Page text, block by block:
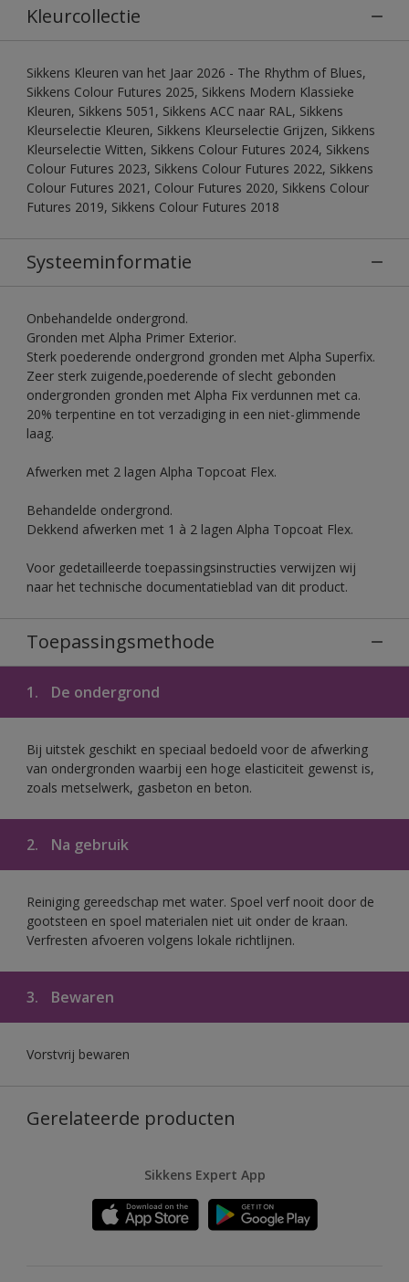
Kleurcollectie
Sikkens Kleuren van het Jaar 2026 - The Rhythm of Blues,
Sikkens Colour Futures 2025, Sikkens Modern Klassieke
Kleuren, Sikkens 5051, Sikkens ACC naar RAL, Sikkens
Kleurselectie Kleuren, Sikkens Kleurselectie Grijzen, Sikkens
Kleurselectie Witten, Sikkens Colour Futures 2024, Sikkens
Colour Futures 2023, Sikkens Colour Futures 2022, Sikkens
Colour Futures 2021, Colour Futures 2020, Sikkens Colour
Futures 2019, Sikkens Colour Futures 2018
Systeeminformatie
Onbehandelde ondergrond.
Gronden met Alpha Primer Exterior.
Sterk poederende ondergrond gronden met Alpha Superfix.
Zeer sterk zuigende,poederende of slecht gebonden
ondergronden gronden met Alpha Fix verdunnen met ca.
20% terpentine en tot verzadiging in een niet-glimmende
laag.
Afwerken met 2 lagen Alpha Topcoat Flex.
Behandelde ondergrond.
Dekkend afwerken met 1 à 2 lagen Alpha Topcoat Flex.
Voor gedetailleerde toepassingsinstructies verwijzen wij
naar het technische documentatieblad van dit product.
Toepassingsmethode
1. De ondergrond
Bij uitstek geschikt en speciaal bedoeld voor de afwerking
van ondergronden waarbij een hoge elasticiteit gewenst is,
zoals metselwerk, gasbeton en beton.
2. Na gebruik
Reiniging gereedschap met water. Spoel verf nooit door de
gootsteen en spoel materialen niet uit onder de kraan.
Verfresten afvoeren volgens lokale richtlijnen.
3. Bewaren
Vorstvrij bewaren
Gerelateerde producten
Sikkens Expert App